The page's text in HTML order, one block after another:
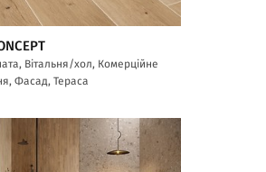
Вітальня/хол, Комерційне
Фасад, Тераса